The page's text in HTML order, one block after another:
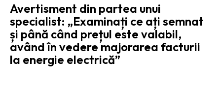
Avertisment din partea unui
specialist: „Examinați ce ați semnat
și până când prețul este valabil,
având în vedere majorarea facturii
la energie electrică”